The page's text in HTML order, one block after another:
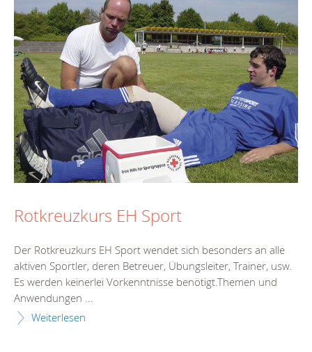
Rotkreuzkurs EH Sport
Der Rotkreuzkurs EH Sport wendet sich besonders an alle
aktiven Sportler, deren Betreuer, Übungsleiter, Trainer, usw.
Es werden keinerlei Vorkenntnisse benötigt.Themen und
Anwendungen ...
Weiterlesen